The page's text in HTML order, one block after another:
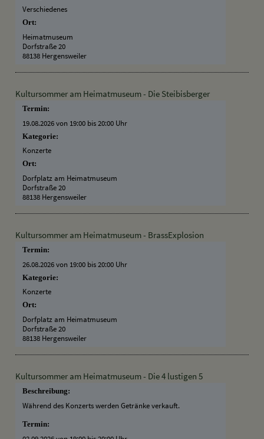
Verschiedenes
Ort:
Heimatmuseum
Dorfstraße 20
88138 Hergensweiler
Kultursommer am Heimatmuseum - Die Steibisberger
Termin:
19.08.2026 von 19:00 bis 20:00 Uhr
Kategorie:
Konzerte
Ort:
Dorfplatz am Heimatmuseum
Dorfstraße 20
88138 Hergensweiler
Kultursommer am Heimatmuseum - BrassExplosion
Termin:
26.08.2026 von 19:00 bis 20:00 Uhr
Kategorie:
Konzerte
Ort:
Dorfplatz am Heimatmuseum
Dorfstraße 20
88138 Hergensweiler
Kultursommer am Heimatmuseum - Die 4 lustigen 5
Beschreibung:
Während des Konzerts werden Getränke verkauft.
Termin: